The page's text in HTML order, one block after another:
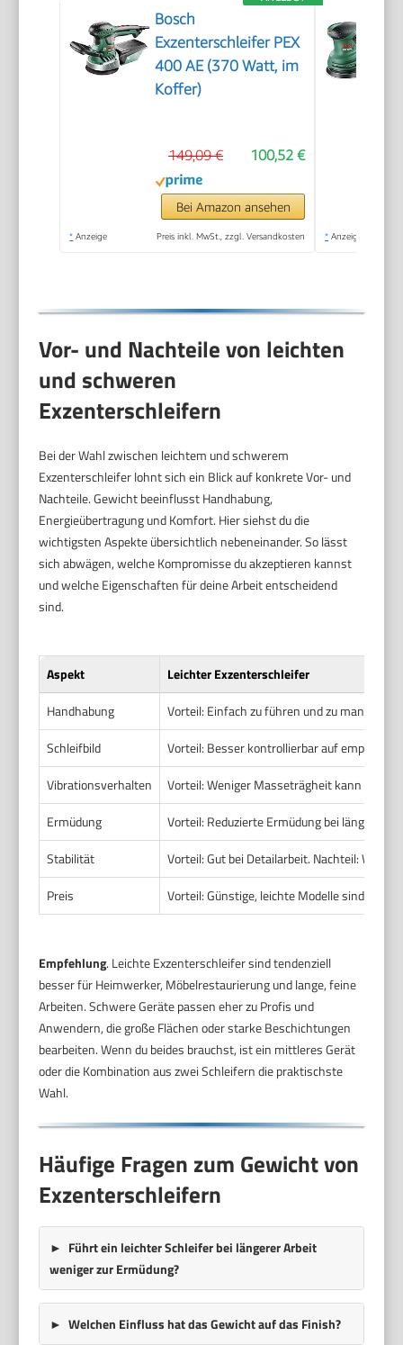
Bosch
Exzenterschleifer PEX
400 AE (370 Watt, im
Koffer)
100,52 €
149,09 €
Bei Amazon ansehen
* Anzeige Preis inkl. MwSt., zzgl. Versandkosten * Anzeige
Vor- und Nachteile von leichten
und schweren
Exzenterschleifern
Bei der Wahl zwischen leichtem und schwerem
Exzenterschleifer lohnt sich ein Blick auf konkrete Vor- und
Nachteile. Gewicht beeinflusst Handhabung,
Energieübertragung und Komfort. Hier siehst du die
wichtigsten Aspekte übersichtlich nebeneinander. So lässt
sich abwägen, welche Kompromisse du akzeptieren kannst
und welche Eigenschaften für deine Arbeit entscheidend
sind.
Aspekt
Leichter Exzenterschleifer
Handhabung
Vorteil: Einfach zu führen und zu
Schleifbild
Vorteil: Besser kontrollierbar auf
Vibrationsverhalten
Vorteil: Weniger Masseträgheit kann
Ermüdung
Vorteil: Reduzierte Ermüdung bei längeren
Stabilität
Vorteil: Gut bei Detailarbeit. Nachteil:
Preis
Vorteil: Günstige, leichte Modelle sind oft
Empfehlung. Leichte Exzenterschleifer sind tendenziell
besser für Heimwerker, Möbelrestaurierung und lange, feine
Arbeiten. Schwere Geräte passen eher zu Profis und
Anwendern, die große Flächen oder starke Beschichtungen
bearbeiten. Wenn du beides brauchst, ist ein mittleres Gerät
oder die Kombination aus zwei Schleifern die praktischste
Wahl.
Häufige Fragen zum Gewicht von
Exzenterschleifern
Führt ein leichter Schleifer bei längerer Arbeit
weniger zur Ermüdung?
Welchen Einfluss hat das Gewicht auf das Finish?